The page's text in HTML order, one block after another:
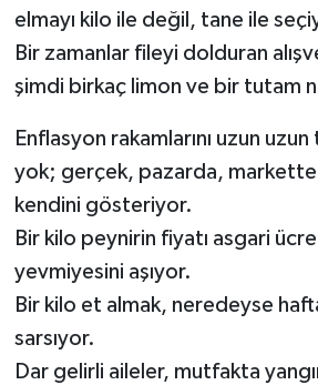
elmayı kilo ile değil, tane ile
Bir zamanlar fileyi dolduran
şimdi birkaç limon ve bir tutam
Enflasyon rakamlarını uzun
yok; gerçek, pazarda,
kendini gösteriyor.
Bir kilo peynirin fiyatı asgari
yevmiyesini aşıyor.
Bir kilo et almak, neredeyse
sarsıyor.
Dar gelirli aileler, mutfakta
SAĞLIK
SİYASET
SOLHAN
SPOR
YAYLADERE
YEDİSU